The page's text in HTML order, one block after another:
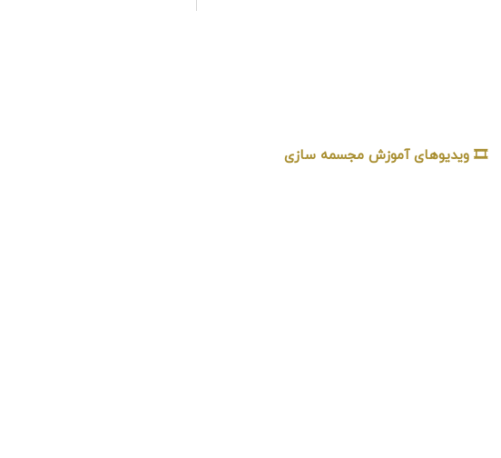
🎞️ ویدیوهای آموزش مجسمه سازی